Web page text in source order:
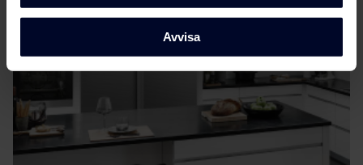
Avvisa
Säkerhetsinformation
och varningar (NO)
Ladda ner
Säkerhetsinformation
och varningar (SV)
Ladda ner
Säkerhetsinformation
och varningar (EN)
Ladda ner